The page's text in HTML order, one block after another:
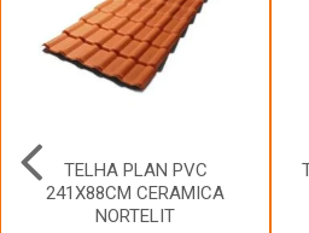
TELHA PLAN PVC
241X88CM CERAMICA
NORTELIT